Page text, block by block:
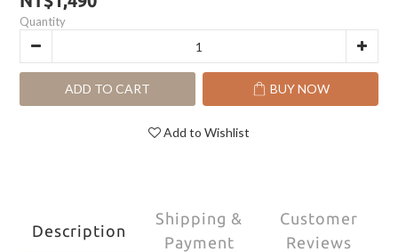
Quantity
ADD TO CART BUY NOW
Add to Wishlist
Description
Shipping &
Payment
Customer
Reviews